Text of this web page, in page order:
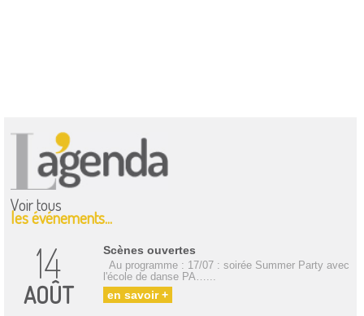
Voir tous
les événements...
14
AOÛT
Scènes ouvertes
Au programme : 17/07 : soirée Summer Party avec
l'école de danse PA…...
en savoir +